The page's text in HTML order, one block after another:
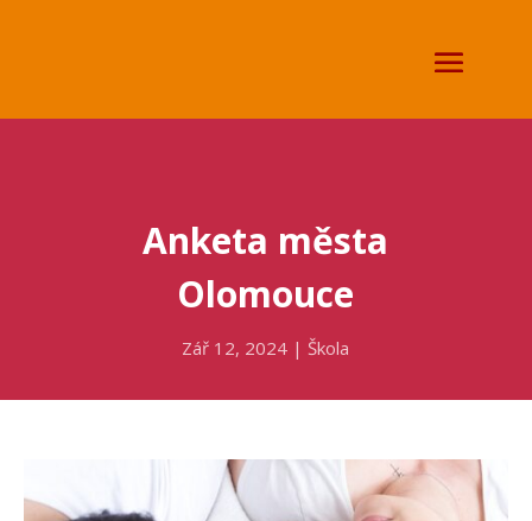
Anketa města
Olomouce
Zář 12, 2024 |Škola